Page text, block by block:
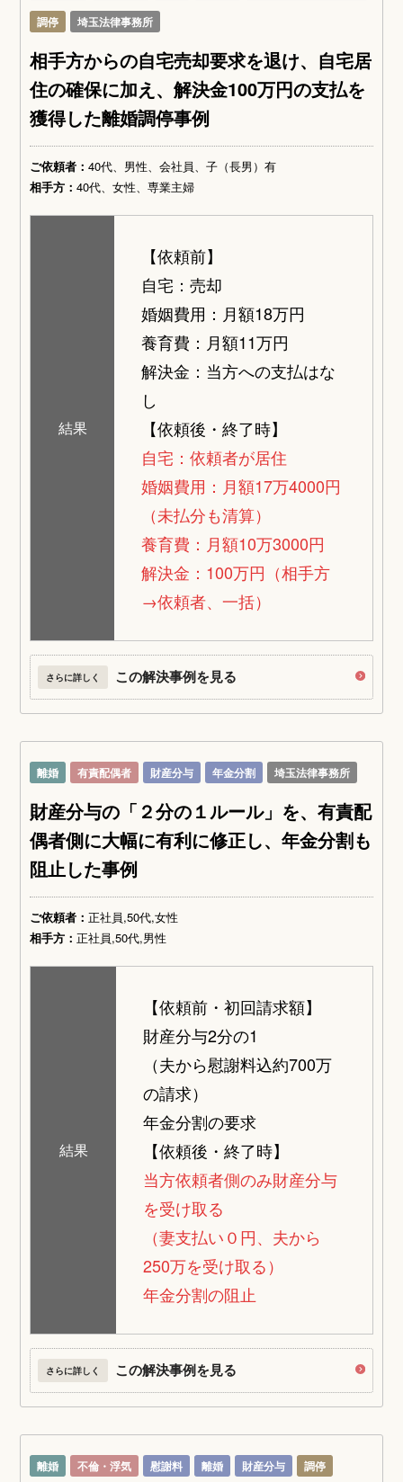
調停
埼玉法律事務所
相手方からの自宅売却要求を退け、自宅居
住の確保に加え、解決金100万円の支払を
獲得した離婚調停事例
ご依頼者：40代、男性、会社員、子（長男）有
相手方：40代、女性、専業主婦
結果
【依頼前】
自宅：売却
婚姻費用：月額18万円
養育費：月額11万円
解決金：当方への支払はな
し
【依頼後・終了時】
自宅：依頼者が居住
婚姻費用：月額17万4000円
（未払分も清算）
養育費：月額10万3000円
解決金：100万円（相手方
→依頼者、一括）
さらに詳しく この解決事例を見る
離婚 有責配偶者 財産分与 年金分割 埼玉法律事務所
財産分与の「２分の１ルール」を、有責配
偶者側に大幅に有利に修正し、年金分割も
阻止した事例
ご依頼者：正社員,50代,女性
相手方：正社員,50代,男性
結果
【依頼前・初回請求額】
財産分与2分の1
（夫から慰謝料込約700万
の請求）
年金分割の要求
【依頼後・終了時】
当方依頼者側のみ財産分与
を受け取る
（妻支払い０円、夫から
250万を受け取る）
年金分割の阻止
さらに詳しく この解決事例を見る
離婚 不倫・浮気 慰謝料 離婚 財産分与 調停